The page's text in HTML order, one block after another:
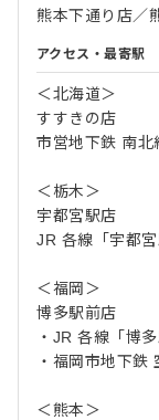
熊本下通り店／
アクセス・最寄駅
＜北海道＞
すすきの店
市営地下鉄 南
＜栃木＞
宇都宮駅店
JR 各線「宇都
＜福岡＞
博多駅前店
・JR 各線「博
・福岡市地下鉄
＜熊本＞